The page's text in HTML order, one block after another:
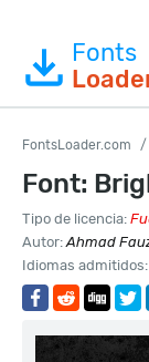
Fonts
FontsLoader.com
Font:
Tipo de licencia:
Autor:Ahmad
Idiomas admitidos: